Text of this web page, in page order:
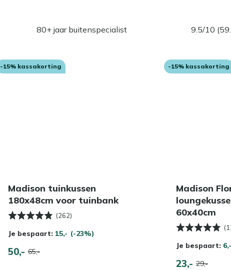
80+ jaar buitenspecialist 9.5/10
-15% kassakorting
Madison tuinkussen
180x48cm voor tuinbank
(262)
Je bespaart: 15,- (-23%)
50,- 65,-
-15% kassakorting
Madison
60x40cm
Je bespaart: 6,-
23,- 29,-